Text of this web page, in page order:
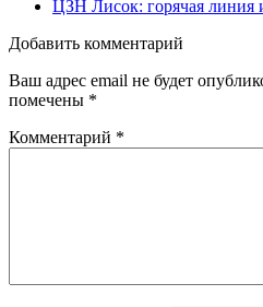
ЦЗН Лисок: горячая линия
Добавить комментарий
Ваш адрес email не будет
помечены *
Комментарий *